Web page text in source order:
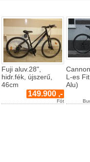
Fuji aluv.28",
hidr.fék, újszerű,
46cm
149.900 ,-
Fót
L-es
Alu)